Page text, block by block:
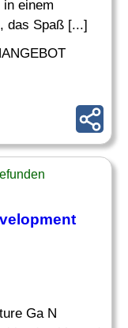
in einem
das Spaß [...]
Ga N